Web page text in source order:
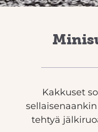
Kakkuset
tehtyä